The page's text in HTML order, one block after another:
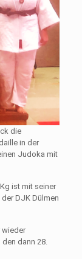
die
in der
Judoka mit
ist mit seiner
DJK Dülmen
wieder
dann 28.